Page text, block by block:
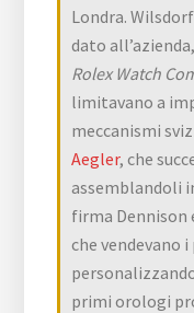
Londra.
dato
Rolex Watch
limitavano a
meccanismi
Aegler, che
assemblandoli
firma Dennison
che vendevano
primi orologi